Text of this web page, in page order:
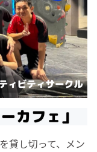
貸し切って、メン